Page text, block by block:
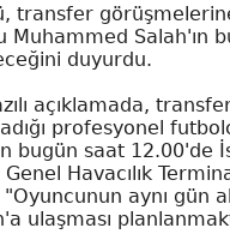
transfer
Muhammed Salah'ın
duyurdu.
açıklamada,
profesyonel
bugün saat 12.00'de
Havacılık
aynı gün
ulaşması